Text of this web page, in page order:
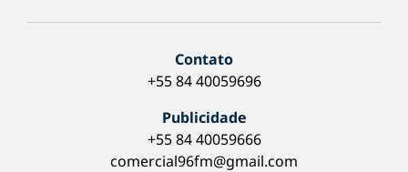
Contato
+55 84 40059696
Publicidade
+55 84 40059666
comercial96fm@gmail.com